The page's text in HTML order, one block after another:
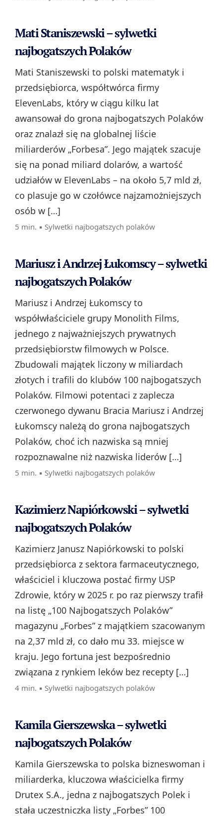
Mati Staniszewski – sylwetki
najbogatszych Polaków
Mati Staniszewski to polski matematyk i
przedsiębiorca, współtwórca firmy
ElevenLabs, który w ciągu kilku lat
awansował do grona najbogatszych Polaków
oraz znalazł się na globalnej liście
miliarderów „Forbesa”. Jego majątek szacuje
się na ponad miliard dolarów, a wartość
udziałów w ElevenLabs – na około 5,7 mld zł,
co plasuje go w czołówce najzamożniejszych
osób w […]
5 min. ▪ Sylwetki najbogatszych polaków
Mariusz i Andrzej Łukomscy – sylwetki
najbogatszych Polaków
Mariusz i Andrzej Łukomscy to
współwłaściciele grupy Monolith Films,
jednego z najważniejszych prywatnych
przedsiębiorstw filmowych w Polsce.
Zbudowali majątek liczony w miliardach
złotych i trafili do klubów 100 najbogatszych
Polaków. Filmowi potentaci z zaplecza
czerwonego dywanu Bracia Mariusz i Andrzej
Łukomscy należą do grona najbogatszych
Polaków, choć ich nazwiska są mniej
rozpoznawalne niż nazwiska liderów […]
5 min. ▪ Sylwetki najbogatszych polaków
Kazimierz Napiórkowski – sylwetki
najbogatszych Polaków
Kazimierz Janusz Napiórkowski to polski
przedsiębiorca z sektora farmaceutycznego,
właściciel i kluczowa postać firmy USP
Zdrowie, który w 2025 r. po raz pierwszy trafił
na listę „100 Najbogatszych Polaków”
magazynu „Forbes” z majątkiem szacowanym
na 2,37 mld zł, co dało mu 33. miejsce w
kraju. Jego fortuna jest bezpośrednio
związana z rynkiem leków bez recepty […]
4 min. ▪ Sylwetki najbogatszych polaków
Kamila Gierszewska – sylwetki
najbogatszych Polaków
Kamila Gierszewska to polska bizneswoman i
miliarderka, kluczowa właścicielka firmy
Drutex S.A., jedna z najbogatszych Polek i
stała uczestniczka listy „Forbes” 100